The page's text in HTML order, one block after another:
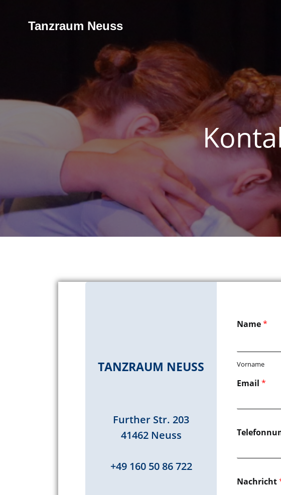
Tanzraum Neuss
TANZRAUM NEUSS
Further Str. 203
41462 Neuss
+49 160 50 86 722
Name*
Vorname
Email*
Nachricht